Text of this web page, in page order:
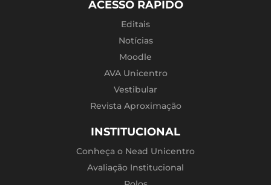
ACESSO RÁPIDO
Editais
Notícias
Moodle
AVA Unicentro
Vestibular
Revista Aproximação
INSTITUCIONAL
Conheça o Nead Unicentro
Avaliação Institucional